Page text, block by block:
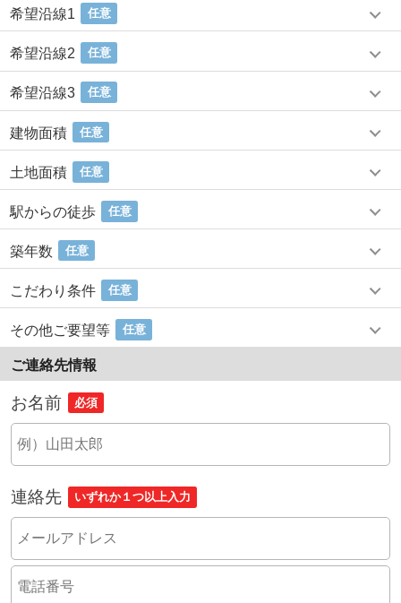
希望沿線1 任意
希望沿線2 任意
希望沿線3 任意
建物面積 任意
土地面積 任意
駅からの徒歩 任意
築年数 任意
こだわり条件 任意
その他ご要望等 任意
ご連絡先情報
お名前 必須
連絡先 いずれか１つ以上入力